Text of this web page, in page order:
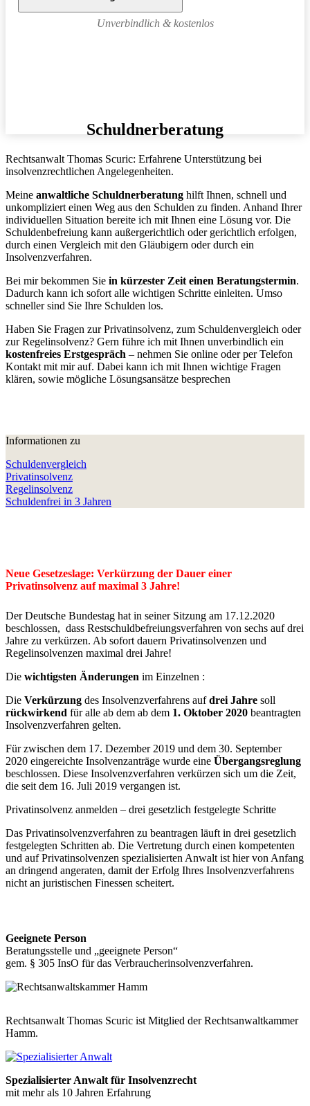
Unverbindlich & kostenlos
Schuldnerberatung
Rechtsanwalt Thomas Scuric: Erfahrene Unterstützung bei
insolvenzrechtlichen Angelegenheiten.
Meine anwaltliche Schuldnerberatung hilft Ihnen, schnell und
unkompliziert einen Weg aus den Schulden zu finden. Anhand Ihrer
individuellen Situation bereite ich mit Ihnen eine Lösung vor. Die
Schuldenbefreiung kann außergerichtlich oder gerichtlich erfolgen,
durch einen Vergleich mit den Gläubigern oder durch ein
Insolvenzverfahren.
Bei mir bekommen Sie in kürzester Zeit einen Beratungstermin.
Dadurch kann ich sofort alle wichtigen Schritte einleiten. Umso
schneller sind Sie Ihre Schulden los.
Haben Sie Fragen zur Privatinsolvenz, zum Schuldenvergleich oder
zur Regelinsolvenz? Gern führe ich mit Ihnen unverbindlich ein
kostenfreies Erstgespräch – nehmen Sie online oder per Telefon
Kontakt mit mir auf. Dabei kann ich mit Ihnen wichtige Fragen
klären, sowie mögliche Lösungsansätze besprechen
Informationen zu
Schuldenvergleich
Privatinsolvenz
Regelinsolvenz
Schuldenfrei in 3 Jahren
Neue Gesetzeslage: Verkürzung der Dauer einer
Privatinsolvenz auf maximal 3 Jahre!
Der Deutsche Bundestag hat in seiner Sitzung am 17.12.2020
beschlossen, dass Restschuldbefreiungsverfahren von sechs auf drei
Jahre zu verkürzen. Ab sofort dauern Privatinsolvenzen und
Regelinsolvenzen maximal drei Jahre!
Die wichtigsten Änderungen im Einzelnen :
Die Verkürzung des Insolvenzverfahrens aufdrei Jahre soll
rückwirkend für alle ab dem ab dem 1. Oktober 2020 beantragten
Insolvenzverfahren gelten.
Für zwischen dem 17. Dezember 2019 und dem 30. September
2020 eingereichte Insolvenzanträge wurde eine Übergangsreglung
beschlossen. Diese Insolvenzverfahren verkürzen sich um die Zeit,
die seit dem 16. Juli 2019 vergangen ist.
Privatinsolvenz anmelden – drei gesetzlich festgelegte Schritte
Das Privatinsolvenzverfahren zu beantragen läuft in drei gesetzlich
festgelegten Schritten ab. Die Vertretung durch einen kompetenten
und auf Privatinsolvenzen spezialisierten Anwalt ist hier von Anfang
an dringend angeraten, damit der Erfolg Ihres Insolvenzverfahrens
nicht an juristischen Finessen scheitert.
Geeignete Person
Beratungsstelle und „geeignete Person“
gem. § 305 InsO für das Verbraucherinsolvenzverfahren.
Rechtsanwalt Thomas Scuric ist Mitglied der Rechtsanwaltkammer
Hamm.
Spezialisierter Anwalt für Insolvenzrecht
mit mehr als 10 Jahren Erfahrung